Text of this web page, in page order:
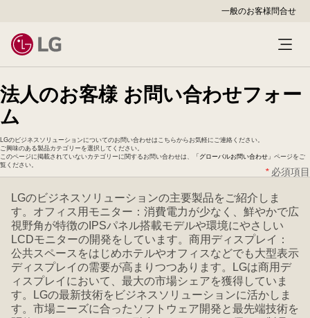
一般のお客様問合せ
法人のお客様 お問い合わせフォー
ム
LGのビジネスソリューションについてのお問い合わせはこちらからお気軽にご連絡ください。
ご興味のある製品カテゴリーを選択してください。
このページに掲載されていないカテゴリーに関するお問い合わせは、
「グローバルお問い合わせ」 ページをご
覧ください。
* 必須項目
LGのビジネスソリューションの主要製品をご紹介しま
す。オフィス用モニター：消費電力が少なく、鮮やかで広
視野角が特徴のIPSパネル搭載モデルや環境にやさしい
LCDモニターの開発をしています。商用ディスプレイ：
公共スペースをはじめホテルやオフィスなどでも大型表示
ディスプレイの需要が高まりつつあります。LGは商用デ
ィスプレイにおいて、最大の市場シェアを獲得していま
す。LGの最新技術をビジネスソリューションに活かしま
す。市場ニーズに合ったソフトウェア開発と最先端技術を